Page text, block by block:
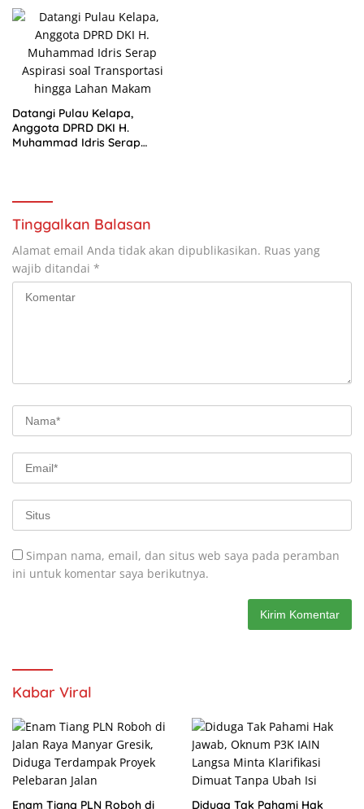
Datangi Pulau Kelapa,
Anggota DPRD DKI H.
Muhammad Idris Serap
Tinggalkan Balasan
Alamat email Anda tidak akan dipublikasikan. Ruas yang
wajib ditandai *
Simpan nama, email, dan situs web saya pada peramban
ini untuk komentar saya berikutnya.
Kabar Viral
Enam Tiang PLN Roboh di Diduga Tak Pahami Hak